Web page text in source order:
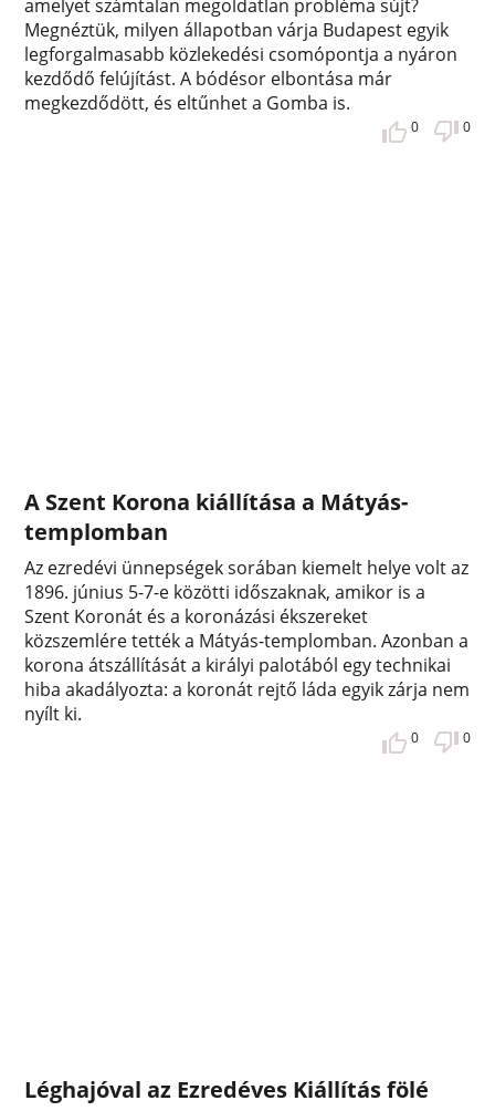
amelyet számtalan megoldatlan probléma sújt?
Megnéztük, milyen állapotban várja Budapest egyik
legforgalmasabb közlekedési csomópontja a nyáron
kezdődő felújítást. A bódésor elbontása már
megkezdődött, és eltűnhet a Gomba is.
0 0
A Szent Korona kiállítása a Mátyás-
templomban
Az ezredévi ünnepségek sorában kiemelt helye volt az
1896. június 5-7-e közötti időszaknak, amikor is a
Szent Koronát és a koronázási ékszereket
közszemlére tették a Mátyás-templomban. Azonban a
korona átszállítását a királyi palotából egy technikai
hiba akadályozta: a koronát rejtő láda egyik zárja nem
nyílt ki.
0 0
Léghajóval az Ezredéves Kiállítás fölé